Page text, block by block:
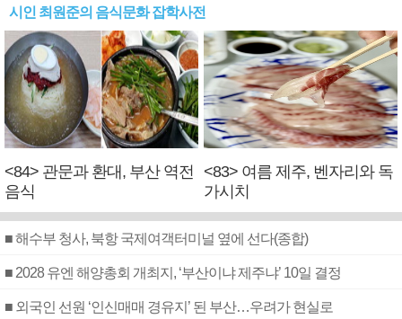
시인 최원준의 음식문화 잡학사전
<84> 관문과 환대, 부산 역전
음식
<83> 여름 제주, 벤자리와 독
가시치
■ 해수부 청사, 북항 국제여객터미널 옆에 선다(종합)
■ 2028 유엔 해양총회 개최지, ‘부산이냐 제주냐’ 10일 결정
■ 외국인 선원 ‘인신매매 경유지’ 된 부산…우려가 현실로